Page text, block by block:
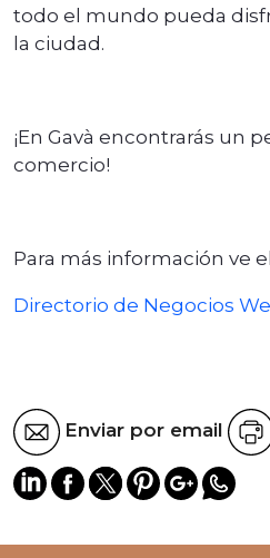
todo el mundo pueda
la ciudad.
¡En Gavà encontrarás un
comercio!
Para más información ve
Directorio de Negocios
Enviar por email